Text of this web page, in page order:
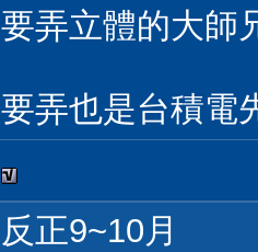
要弄立體的大師
要弄也是台積電
反正9~10月